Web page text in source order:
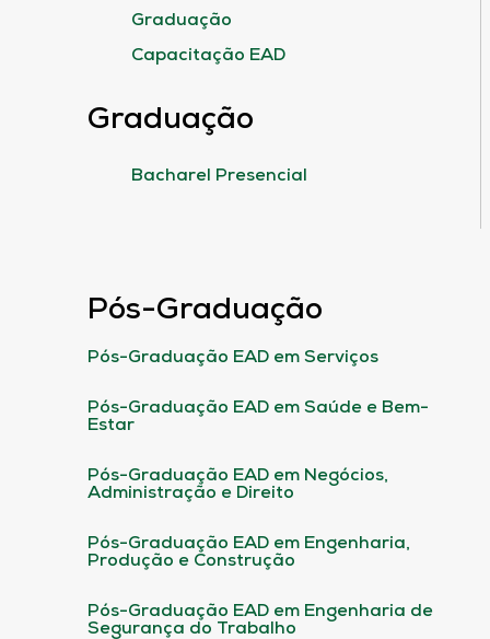
Graduação
Capacitação EAD
Graduação
Bacharel Presencial
Pós-Graduação
Pós-Graduação EAD em Serviços
Pós-Graduação EAD em Saúde e Bem-
Estar
Pós-Graduação EAD em Negócios,
Administração e Direito
Pós-Graduação EAD em Engenharia,
Produção e Construção
Pós-Graduação EAD em Engenharia de
Segurança do Trabalho